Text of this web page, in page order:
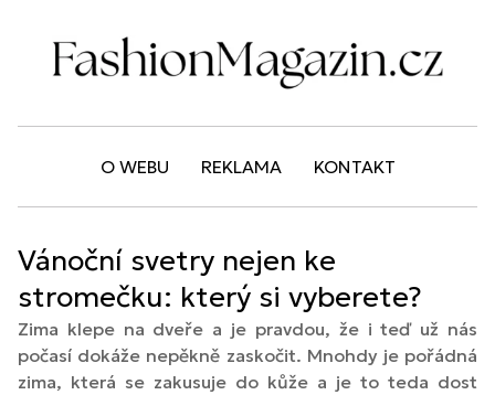
O WEBU REKLAMA KONTAKT
Vánoční svetry nejen ke
stromečku: který si vyberete?
Zima klepe na dveře a je pravdou, že i teď už nás
počasí dokáže nepěkně zaskočit. Mnohdy je pořádná
zima, která se zakusuje do kůže a je to teda dost